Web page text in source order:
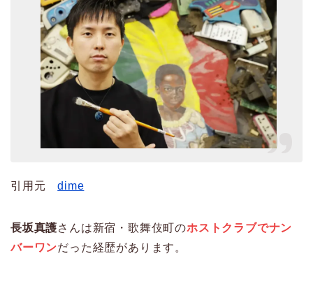
引用元dime
長坂真護さんは新宿・歌舞伎町のホストクラブでナン
バーワンだった経歴があります。